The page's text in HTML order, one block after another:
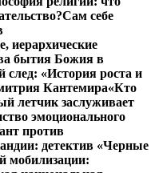
Сам себе
иерархические
бытия Божия в
след: «История роста и
Кантемира«Кто
летчик заслуживает
эмоционального
против
детектив «Черные
мобилизации: